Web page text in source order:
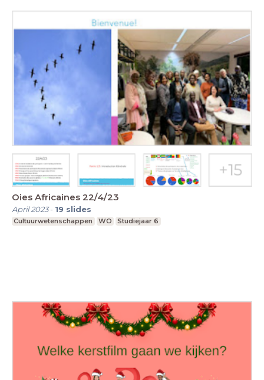
Oies Africaines 22/4/23
April 2023- 19 slides
Cultuurwetenschappen WO Studiejaar 6